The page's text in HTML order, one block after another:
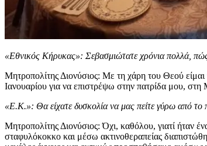
«Εθνικός Κήρυκας»: Σεβασμιώτατε χρόνια πολλά, πώς
Μητροπολίτης Διονύσιος: Με τη χάρη του Θεού είμαι
Ιανουαρίου για να επιστρέψω στην πατρίδα μου,
«Ε.Κ.»: Θα είχατε δυσκολία να μας πείτε γύρω από το
Μητροπολίτης Διονύσιος: Όχι, καθόλου, γιατί ήταν
σταφυλόκοκκο και μέσω ακτινοθεραπείας